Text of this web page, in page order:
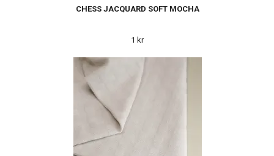
CHESS JACQUARD SOFT MOCHA
1 kr